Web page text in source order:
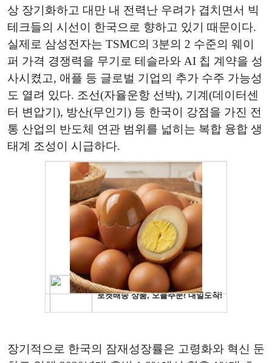
상 장기화하고 대만 내 전력난 우려가 겹치면서 빅
테크들의 시선이 한국으로 향하고 있기 때문이다.
실제로 삼성전자는 TSMC의 3분의 2 수준의 웨이
퍼 가격 경쟁력을 무기로 테슬라와 AI 칩 계약을 성
사시켰고, 애플 등 글로벌 기업의 추가 수주 가능성
도 열려 있다. 조선(자율운항 선박), 기계(데이터센
터 변압기), 방산(무인기) 등 한국이 강점을 가진 전
통 산업의 반도체 연관 범위를 넓히는 복합 융합 생
태계 조성이 시급하다.
장기적으로 한국의 잠재성장률은 고령화와 혁신 둔